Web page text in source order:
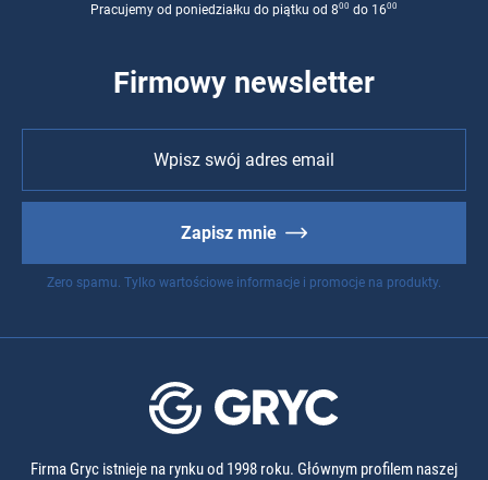
Pracujemy od poniedziałku do piątku od 800 do 1600
Firmowy newsletter
Zapisz mnie
Zero spamu. Tylko wartościowe informacje i promocje na produkty.
Firma Gryc istnieje na rynku od 1998 roku. Głównym profilem naszej